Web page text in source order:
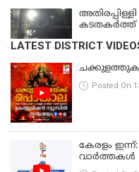
കടതകർത്ത്
LATEST DISTRICT
Posted On
കേരളം
വാർത്തകൾ